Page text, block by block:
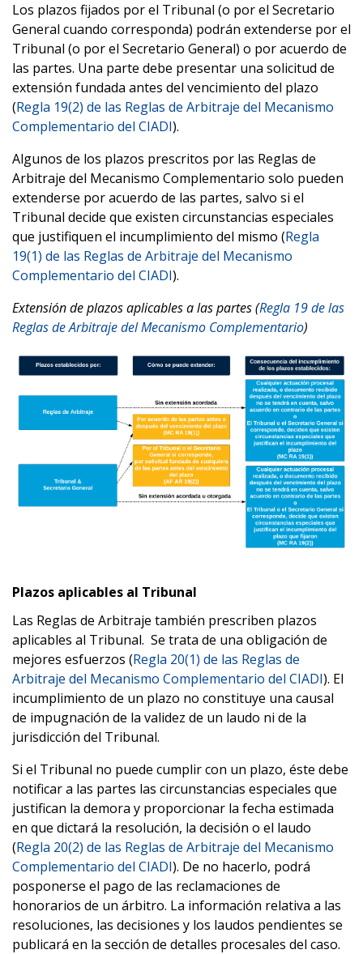
Los plazos fijados por el Tribunal (o por el Secretario
General cuando corresponda) podrán extenderse por el
Tribunal (o por el Secretario General) o por acuerdo de
las partes. Una parte debe presentar una solicitud de
extensión fundada antes del vencimiento del plazo
(Regla 19(2) de las Reglas de Arbitraje del Mecanismo
Complementario del CIADI).
Algunos de los plazos prescritos por las Reglas de
Arbitraje del Mecanismo Complementario solo pueden
extenderse por acuerdo de las partes, salvo si el
Tribunal decide que existen circunstancias especiales
que justifiquen el incumplimiento del mismo (Regla
19(1) de las Reglas de Arbitraje del Mecanismo
Complementario del CIADI).
Extensión de plazos aplicables a las partes (Regla 19 de las
Reglas de Arbitraje del Mecanismo Complementario)
Plazos aplicables al Tribunal
Las Reglas de Arbitraje también prescriben plazos
aplicables al Tribunal. Se trata de una obligación de
mejores esfuerzos (Regla 20(1) de las Reglas de
Arbitraje del Mecanismo Complementario del CIADI). El
incumplimiento de un plazo no constituye una causal
de impugnación de la validez de un laudo ni de la
jurisdicción del Tribunal.
Si el Tribunal no puede cumplir con un plazo, éste debe
notificar a las partes las circunstancias especiales que
justifican la demora y proporcionar la fecha estimada
en que dictará la resolución, la decisión o el laudo
(Regla 20(2) de las Reglas de Arbitraje del Mecanismo
Complementario del CIADI). De no hacerlo, podrá
posponerse el pago de las reclamaciones de
honorarios de un árbitro. La información relativa a las
resoluciones, las decisiones y los laudos pendientes se
publicará en la sección de detalles procesales del caso.